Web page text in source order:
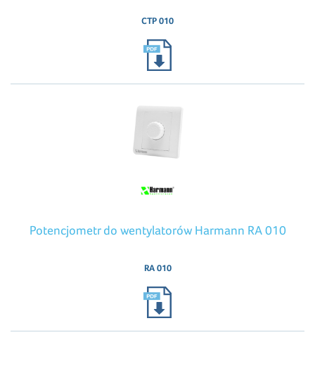
CTP 010
Potencjometr do wentylatorów Harmann RA 010
RA 010